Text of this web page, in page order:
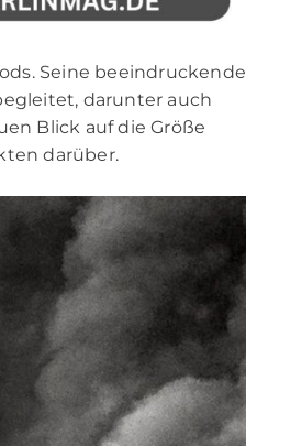
Seine beeindruckende
darunter auch
Blick auf die Größe
darüber.